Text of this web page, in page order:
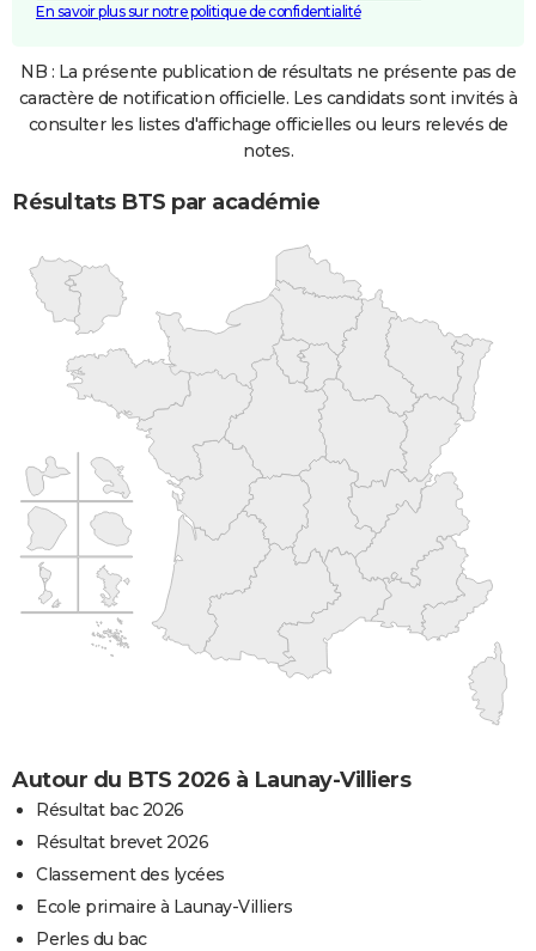
En savoir plus sur notre politique de confidentialité
NB : La présente publication de résultats ne présente pas de
caractère de notification officielle. Les candidats sont invités à
consulter les listes d'affichage officielles ou leurs relevés de
notes.
Résultats BTS par académie
Autour du BTS 2026 à Launay-Villiers
Résultat bac 2026
Résultat brevet 2026
Classement des lycées
Ecole primaire à Launay-Villiers
Perles du bac